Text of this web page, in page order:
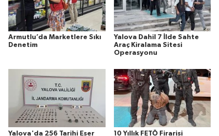
Armutlu’da Marketlere Sıkı
Denetim
Yalova Dahil 7 İlde Sahte
Araç Kiralama Sitesi
Operasyonu
Yalova'da 256 Tarihi Eser 10 Yıllık FETÖ Firarisi